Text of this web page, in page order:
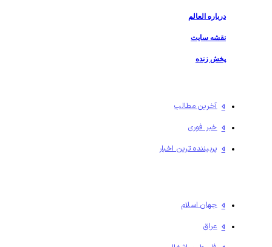
درباره العالم
نقشه سایت
پخش زنده
آخرین مطالب
خبر فوری
پربیننده ترین اخبار
جهان اسلام
عراق